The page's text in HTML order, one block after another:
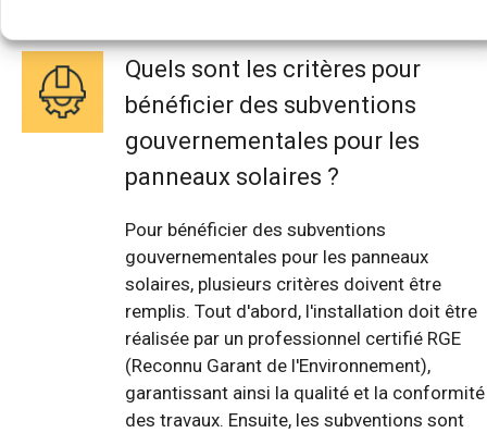
Quels sont les critères pour
bénéficier des subventions
gouvernementales pour les
panneaux solaires ?
Pour bénéficier des subventions
gouvernementales pour les panneaux
solaires, plusieurs critères doivent être
remplis. Tout d'abord, l'installation doit être
réalisée par un professionnel certifié RGE
(Reconnu Garant de l'Environnement),
garantissant ainsi la qualité et la conformité
des travaux. Ensuite, les subventions sont